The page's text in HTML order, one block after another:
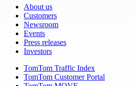
About us
Customers
Newsroom
Events
Press releases
Investors
TomTom Traffic Index
TomTom Customer Portal